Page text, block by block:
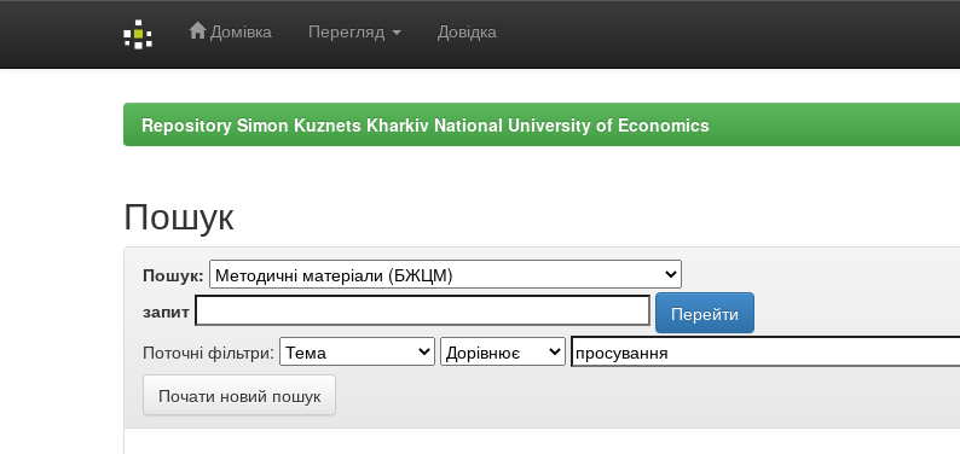
Домівка Перегляд Довідка
Repository Simon Kuznets Kharkiv National University of Economics
Пошук
Пошук:
запит
Поточні фільтри:
Почати новий пошук